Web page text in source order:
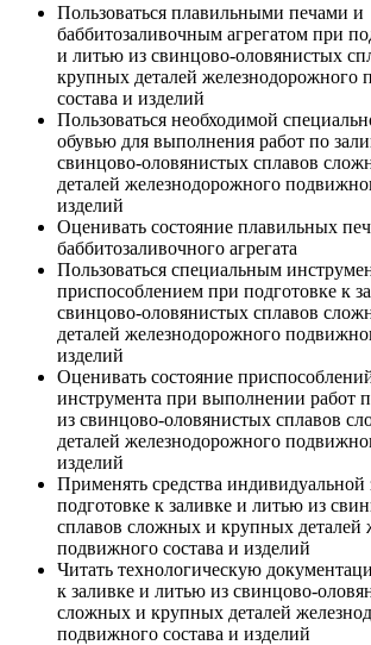
Пользоваться плавильными печами и
баббитозаливочным агрегатом при
и литью из свинцово-оловянистых
крупных деталей железнодорожного
состава и изделий
Пользоваться необходимой
обувью для выполнения работ по
свинцово-оловянистых сплавов
деталей железнодорожного
изделий
Оценивать состояние плавильных
баббитозаливочного агрегата
Пользоваться специальным
приспособлением при подготовке к
свинцово-оловянистых сплавов
деталей железнодорожного
изделий
Оценивать состояние
инструмента при выполнении работ
из свинцово-оловянистых сплавов
деталей железнодорожного
изделий
Применять средства
подготовке к заливке и литью из
сплавов сложных и крупных деталей
подвижного состава и изделий
Читать технологическую
к заливке и литью из свинцово-
сложных и крупных деталей
подвижного состава и изделий